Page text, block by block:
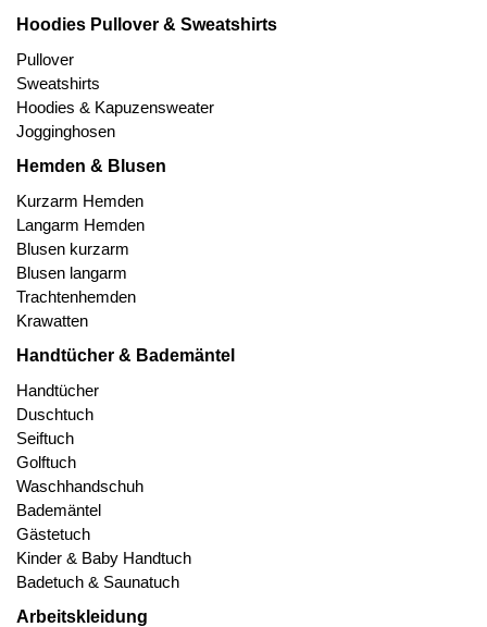
Hoodies Pullover & Sweatshirts
Pullover
Sweatshirts
Hoodies & Kapuzensweater
Jogginghosen
Hemden & Blusen
Kurzarm Hemden
Langarm Hemden
Blusen kurzarm
Blusen langarm
Trachtenhemden
Krawatten
Handtücher & Bademäntel
Handtücher
Duschtuch
Seiftuch
Golftuch
Waschhandschuh
Bademäntel
Gästetuch
Kinder & Baby Handtuch
Badetuch & Saunatuch
Arbeitskleidung